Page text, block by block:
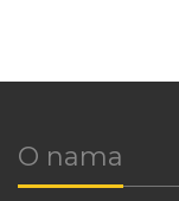
O nama